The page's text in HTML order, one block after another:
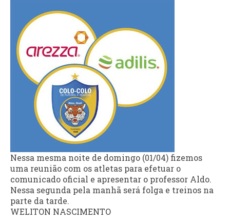
Nessa mesma noite de domingo (01/04) fizemos
uma reunião com os atletas para efetuar o
comunicado oficial e apresentar o professor Aldo.
Nessa segunda pela manhã será folga e treinos na
parte da tarde.
WELITON NASCIMENTO